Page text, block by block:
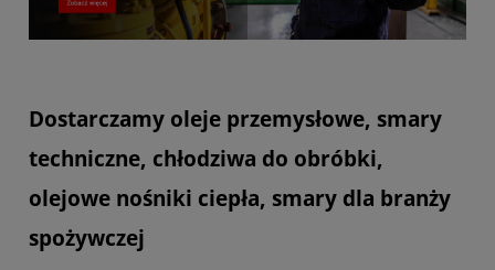
Dostarczamy oleje przemysłowe, smary
techniczne, chłodziwa do obróbki,
olejowe nośniki ciepła, smary dla branży
spożywczej